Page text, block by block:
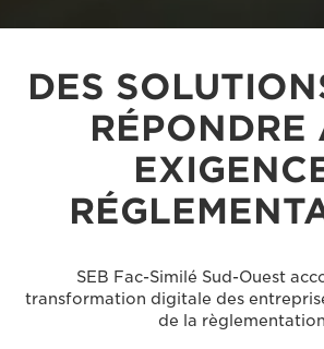
DES
RÉPONDRE
SEB Fac-Similé Sud-Ouest
transformation digitale des
de la